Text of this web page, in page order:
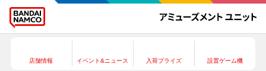
店舗情報 イベント&ニュース 入荷プライズ 設置ゲーム機